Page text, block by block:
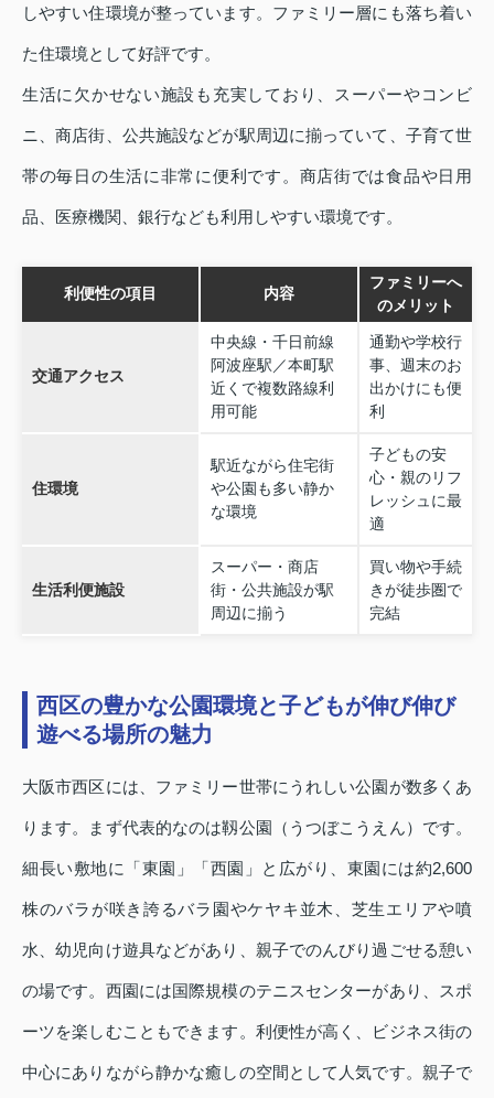
しやすい住環境が整っています。ファミリー層にも落ち着い
た住環境として好評です。
生活に欠かせない施設も充実しており、スーパーやコンビ
ニ、商店街、公共施設などが駅周辺に揃っていて、子育て世
帯の毎日の生活に非常に便利です。商店街では食品や日用
品、医療機関、銀行なども利用しやすい環境です。
利便性の項目 内容
ファミリーへ
のメリット
交通アクセス
中央線・千日前線
阿波座駅／本町駅
近くで複数路線利
用可能
通勤や学校行
事、週末のお
出かけにも便
利
住環境
駅近ながら住宅街
や公園も多い静か
な環境
子どもの安
心・親のリフ
レッシュに最
適
生活利便施設
スーパー・商店
街・公共施設が駅
周辺に揃う
買い物や手続
きが徒歩圏で
完結
西区の豊かな公園環境と子どもが伸び伸び
遊べる場所の魅力
大阪市西区には、ファミリー世帯にうれしい公園が数多くあ
ります。まず代表的なのは靱公園（うつぼこうえん）です。
細長い敷地に「東園」「西園」と広がり、東園には約2,600
株のバラが咲き誇るバラ園やケヤキ並木、芝生エリアや噴
水、幼児向け遊具などがあり、親子でのんびり過ごせる憩い
の場です。西園には国際規模のテニスセンターがあり、スポ
ーツを楽しむこともできます。利便性が高く、ビジネス街の
中心にありながら静かな癒しの空間として人気です。親子で